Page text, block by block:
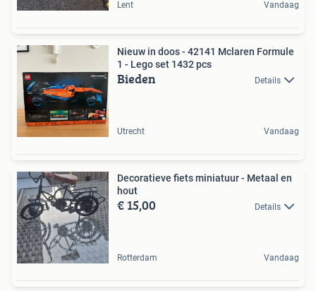
Lent Vandaag
Nieuw in doos - 42141 Mclaren Formule
1 - Lego set 1432 pcs
Bieden Details
Utrecht Vandaag
Decoratieve fiets miniatuur - Metaal en
hout
€ 15,00 Details
Rotterdam Vandaag